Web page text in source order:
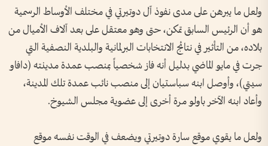
ولعل ما يبرهن على مدى نفوذ آل دوتيرتي في مختلف الأوساط الرسمية
هو أن الرئيس السابق تمكن، حتى وهو معتقل على بعد آلاف الأميال من
بلاده، من التأثير في نتائج الانتخابات البرلمانية والبلدية النصفية التي
جرت في مايو الماضي بدليل أنه فاز شخصياً بمنصب عمدة مدينته (دافاو
سيتي)، وأوصل ابنه سباستيان إلى منصب نائب عمدة تلك المدينة،
وأعاد ابنه الآخر باولو مرة أخرى إلى عضوية مجلس الشيوخ.
ولعل ما يقوي موقع سارة دوتيرتي ويضعف في الوقت نفسه موقع